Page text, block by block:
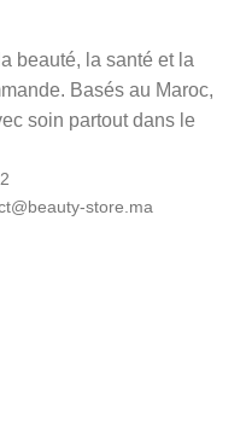
beauté, la santé et la
Basés au Maroc,
soin partout dans le
store.ma